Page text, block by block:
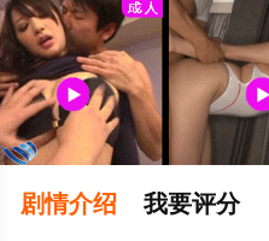
剧情介绍 我要评分